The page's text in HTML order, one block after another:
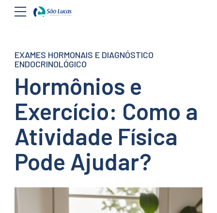
EXAMES HORMONAIS E DIAGNÓSTICO
ENDOCRINOLÓGICO
Hormônios e
Exercício: Como a
Atividade Física
Pode Ajudar?